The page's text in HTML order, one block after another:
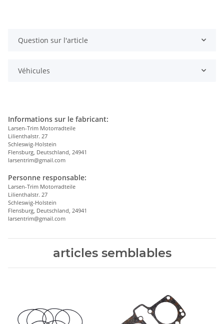
Question sur l'article
Véhicules
Informations sur le fabricant:
Larsen-Trim Motorradteile
Lilienthalstr. 27
Schleswig-Holstein
Flensburg, Deutschland, 24941
larsentrim@gmail.com
Personne responsable:
Larsen-Trim Motorradteile
Lilienthalstr. 27
Schleswig-Holstein
Flensburg, Deutschland, 24941
larsentrim@gmail.com
articles semblables